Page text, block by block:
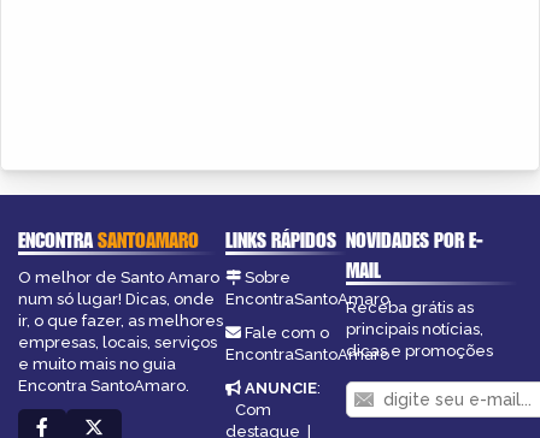
ENCONTRASANTOAMARO
O melhor de Santo Amaro
num só lugar! Dicas, onde
ir, o que fazer, as melhores
empresas, locais, serviços
e muito mais no guia
Encontra SantoAmaro.
LINKS RÁPIDOS
Sobre
EncontraSantoAmaro
Fale com o
EncontraSantoAmaro
ANUNCIE:
Com
destaque
NOVIDADES POR E-
MAIL
Receba grátis as
principais notícias,
dicas e promoções